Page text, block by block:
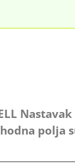
Nastavak
polja